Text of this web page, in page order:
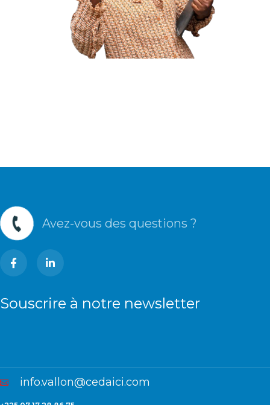
Avez-vous des questions ?
Souscrire à notre newsletter
info.vallon@cedaici.com